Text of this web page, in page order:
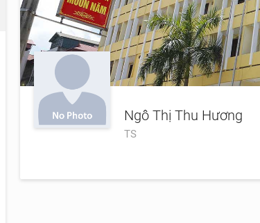
Ngô Thị Thu Hương
TS